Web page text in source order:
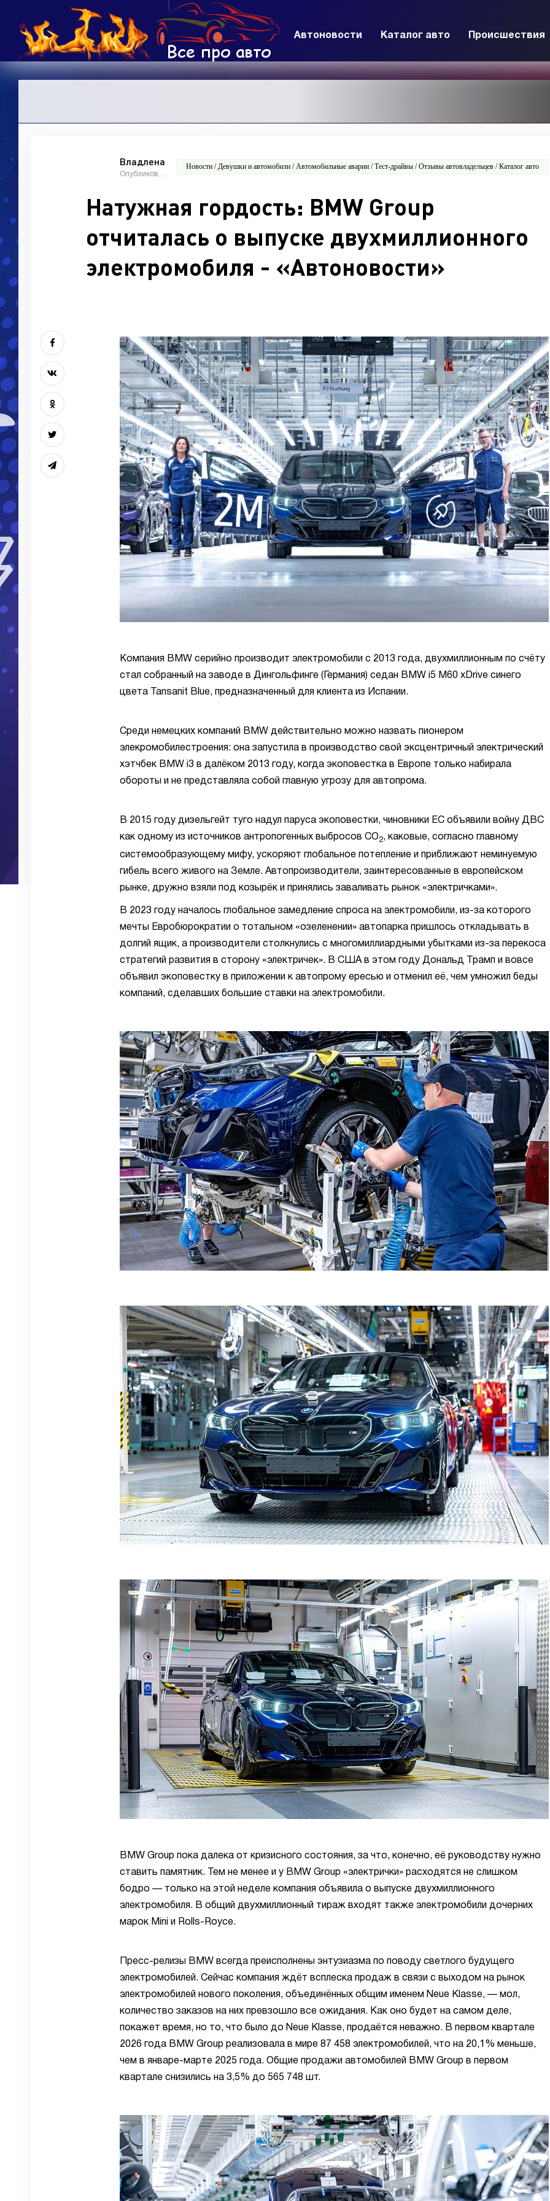
Автоновости Каталог авто Происшествия
Владлена Новости / Девушки и автомобили / Автомобильные аварии / Тест-драйвы / Отзывы автовладельцев / Каталог авто
Натужная гордость: BMW Group
отчиталась о выпуске двухмиллионного
электромобиля - «Автоновости»
Компания BMW серийно производит электромобили с 2013 года, двухмиллионным по счёту
стал собранный на заводе в Дингольфинге (Германия) седан BMW i5 M60 xDrive синего
цвета Tansanit Blue, предназначенный для клиента из Испании.
Среди немецких компаний BMW действительно можно назвать пионером
элекромобилестроения: она запустила в производство свой эксцентричный электрический
хэтчбек BMW i3 в далёком 2013 году, когда экоповестка в Европе только набирала
обороты и не представляла собой главную угрозу для автопрома.
В 2015 году дизельгейт туго надул паруса экоповестки, чиновники ЕС объявили войну ДВС
как одному из источников антропогенных выбросов CO2, каковые, согласно главному
системообразующему мифу, ускоряют глобальное потепление и приближают неминуемую
гибель всего живого на Земле. Автопроизводители, заинтересованные в европейском
рынке, дружно взяли под козырёк и принялись заваливать рынок «электричками».
В 2023 году началось глобальное замедление спроса на электромобили, из-за которого
мечты Евробюрократии о тотальном «озеленении» автопарка пришлось откладывать в
долгий ящик, а производители столкнулись с многомиллиардными убытками из-за перекоса
стратегий развития в сторону «электричек». В США в этом году Дональд Трамп и вовсе
объявил экоповестку в приложении к автопрому ересью и отменил её, чем умножил беды
компаний, сделавших большие ставки на электромобили.
BMW Group пока далека от кризисного состояния, за что, конечно, её руководству нужно
ставить памятник. Тем не менее и у BMW Group «электрички» расходятся не слишком
бодро — только на этой неделе компания объявила о выпуске двухмиллионного
электромобиля. В общий двухмиллионный тираж входят также электромобили дочерних
марок Mini и Rolls-Royce.
Пресс-релизы BMW всегда преисполнены энтузиазма по поводу светлого будущего
электромобилей. Сейчас компания ждёт всплеска продаж в связи с выходом на рынок
электромобилей нового поколения, объединённых общим именем Neue Klasse, — мол,
количество заказов на них превзошло все ожидания. Как оно будет на самом деле,
покажет время, но то, что было до Neue Klasse, продаётся неважно. В первом квартале
2026 года BMW Group реализовала в мире 87 458 электромобилей, что на 20,1% меньше,
чем в январе-марте 2025 года. Общие продажи автомобилей BMW Group в первом
квартале снизились на 3,5% до 565 748 шт.